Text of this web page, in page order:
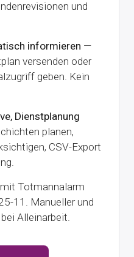
und
informieren —
versenden oder
geben. Kein
Dienstplanung
planen,
CSV-Export
mit Totmannalarm
11. Manueller und
Alleinarbeit.